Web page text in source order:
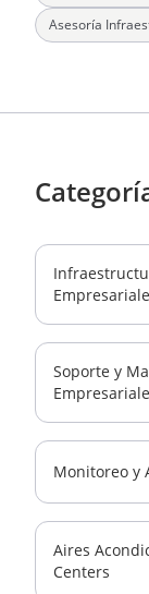
Asesoría
Soporte y
Monitoreo y
Aires
Centers